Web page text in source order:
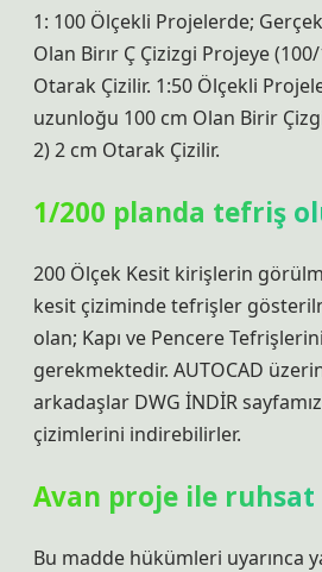
1: 100 Ölçekli Projelerde;
Olan Birır Ç Çizizgi Projeye
Otarak Çizilir. 1:50 Ölçekli
uzunloğu 100 cm Olan Birir
2) 2 cm Otarak Çizilir.
1/200 planda tefriş
200 Ölçek Kesit kirişlerin
kesit çiziminde tefrişler
olan; Kapı ve Pencere
gerekmektedir. AUTOCAD
arkadaşlar DWG İNDİR
çizimlerini indirebilirler.
Avan proje ile ruhsat
Bu madde hükümleri uyarınca